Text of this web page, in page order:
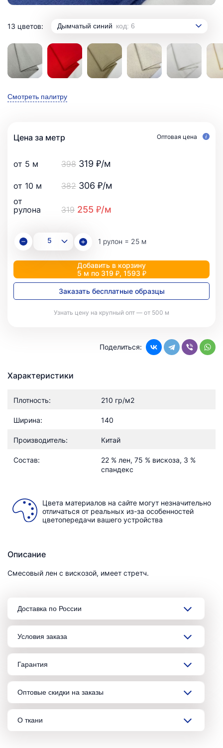
13 цветов: Дымчатый синий код: 6
Смотреть палитру
Цена за метр Оптовая цена
от 5 м 398 319 ₽/м
от 10 м 382 306 ₽/м
от
рулона
319 255 ₽/м
1 рулон = 25 м
Добавить в корзину
5 м по 319 ₽, 1593 ₽
Заказать бесплатные образцы
Узнать цену на крупный опт — от 500 м
Поделиться:
Характеристики
Плотность: 210 гр/м2
Ширина: 140
Производитель: Китай
Состав:
22 % лен, 75 % вискоза, 3 %
спандекс
Цвета материалов на сайте могут незначительно
отличаться от реальных из-за особенностей
цветопередачи вашего устройства
Описание
Смесовый лен с вискозой, имеет стретч.
Доставка по России
Условия заказа
Гарантия
Оптовые скидки на заказы
О ткани